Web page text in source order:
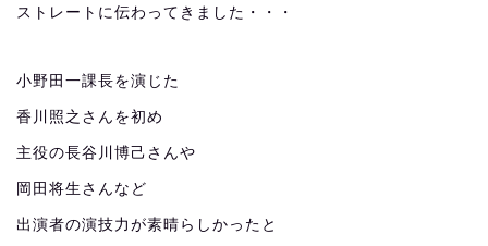
ストレートに伝わってきました・・・
小野田一課長を演じた
香川照之さんを初め
主役の長谷川博己さんや
岡田将生さんなど
出演者の演技力が素晴らしかったと